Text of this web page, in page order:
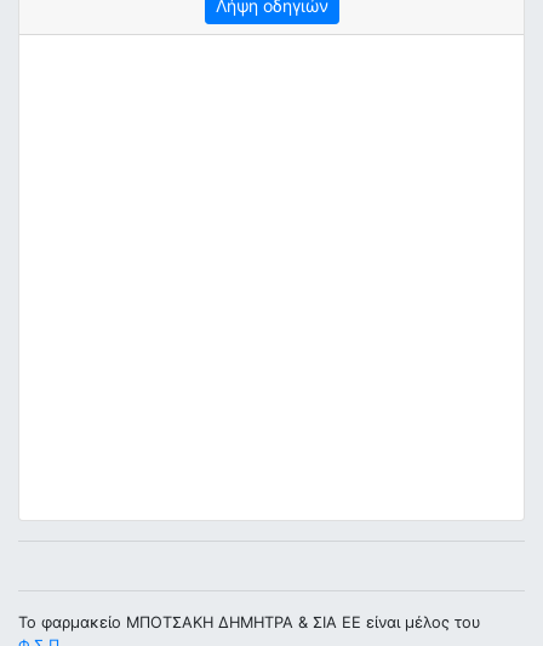
Λήψη οδηγιών
Το φαρμακείο ΜΠΟΤΣΑΚΗ ΔΗΜΗΤΡΑ & ΣΙΑ ΕΕ είναι μέλος του